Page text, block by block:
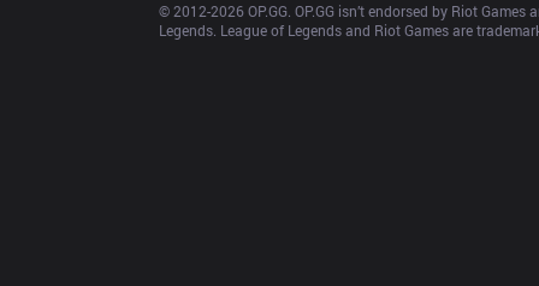
© 2012-2026 OP.GG. OP.GG isn’t endorsed by Riot
Legends. League of Legends and Riot Games are